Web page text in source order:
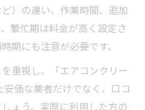
）の違い、作業時間、追加
繁忙期は料金が高く設定さ
期にも注意が必要です。
重視し、「エアコンクリー
価な業者だけでなく、口コ
ょう。実際に利用した方の